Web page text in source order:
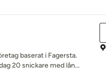
baserat i Fagersta.
20 snickare med lån...